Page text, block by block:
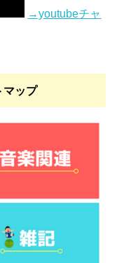
→youtubeチャ
マップ